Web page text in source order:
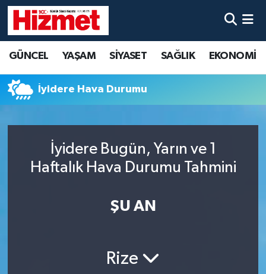
GÜNCEL YAŞAM SİYASET SAĞLIK EKONOMİ
İyidere Hava Durumu
İyidere Bugün, Yarın ve 1
Haftalık Hava Durumu Tahmini
ŞU AN
Rize
YAŞAM
SİYASET
EKONOMİ
Denizli Hava Durumu
Denizli Trafik Yoğunluk Haritası
Tüm Manşetler